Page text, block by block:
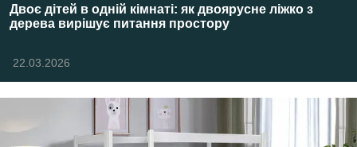
Двоє дітей в одній кімнаті: як двоярусне ліжко з
дерева вирішує питання простору
22.03.2026